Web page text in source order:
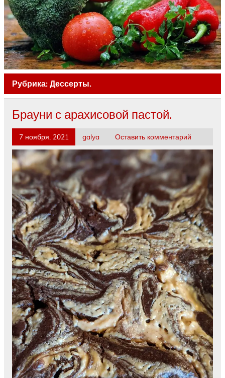
Рубрика: Дессерты.
Брауни с арахисовой пастой.
7 ноября, 2021 galya Оставить комментарий